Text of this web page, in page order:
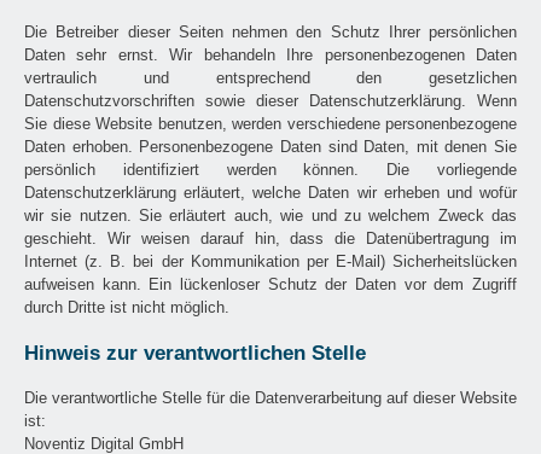
Die Betreiber dieser Seiten nehmen den Schutz Ihrer persönlichen
Daten sehr ernst. Wir behandeln Ihre personenbezogenen Daten
vertraulich und entsprechend den gesetzlichen
Datenschutzvorschriften sowie dieser Datenschutzerklärung. Wenn
Sie diese Website benutzen, werden verschiedene personenbezogene
Daten erhoben. Personenbezogene Daten sind Daten, mit denen Sie
persönlich identifiziert werden können. Die vorliegende
Datenschutzerklärung erläutert, welche Daten wir erheben und wofür
wir sie nutzen. Sie erläutert auch, wie und zu welchem Zweck das
geschieht. Wir weisen darauf hin, dass die Datenübertragung im
Internet (z. B. bei der Kommunikation per E-Mail) Sicherheitslücken
aufweisen kann. Ein lückenloser Schutz der Daten vor dem Zugriff
durch Dritte ist nicht möglich.
Hinweis zur verantwortlichen Stelle
Die verantwortliche Stelle für die Datenverarbeitung auf dieser Website
ist:
Noventiz Digital GmbH